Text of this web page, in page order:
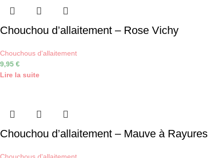
Chouchou d’allaitement – Rose Vichy
Chouchous d'allaitement
9,95 €
Lire la suite
Chouchou d’allaitement – Mauve à Rayures